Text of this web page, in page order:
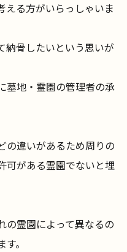
える方がいらっしゃいま
納骨したいという思いが
墓地・霊園の管理者の承
の違いがあるため周りの
可がある霊園でないと埋
の霊園によって異なるの
。